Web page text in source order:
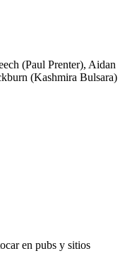
(Paul Prenter), Aidan
(Kashmira Bulsara)
en pubs y sitios